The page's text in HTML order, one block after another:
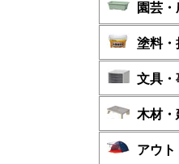
園芸
塗料・
文具・
木材・
アウト